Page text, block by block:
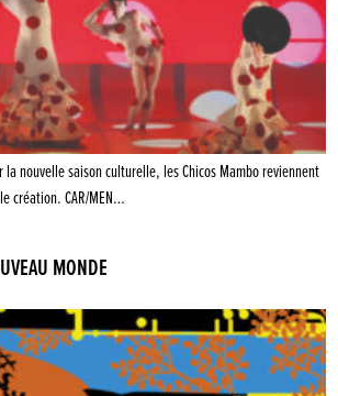
la nouvelle saison culturelle, les Chicos Mambo reviennent
création. CAR/MEN…
MONDE